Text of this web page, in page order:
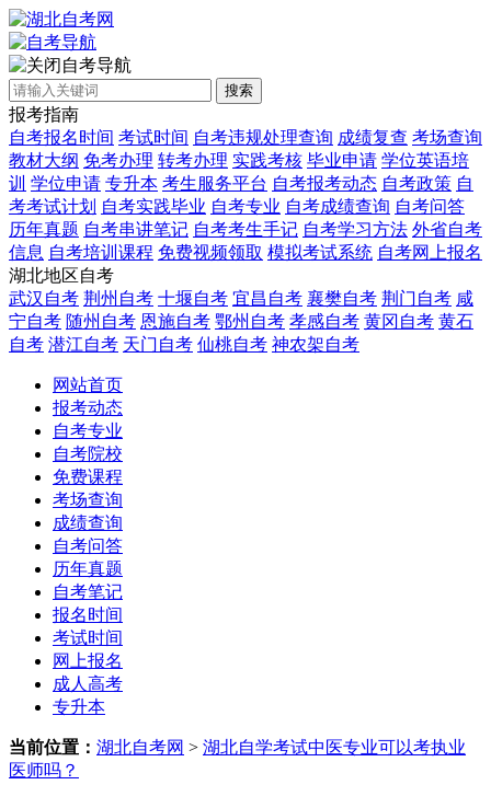
自考导航
搜索
报考指南
自考报名时间 考试时间 自考违规处理查询 成绩复查 考场查询
教材大纲 免考办理 转考办理 实践考核 毕业申请 学位英语培
训 学位申请 专升本 考生服务平台 自考报考动态 自考政策 自
考考试计划 自考实践毕业 自考专业 自考成绩查询 自考问答
历年真题 自考串讲笔记 自考考生手记 自考学习方法 外省自考
信息 自考培训课程 免费视频领取 模拟考试系统 自考网上报名
湖北地区自考
武汉自考 荆州自考 十堰自考 宜昌自考 襄樊自考 荆门自考 咸
宁自考 随州自考 恩施自考 鄂州自考 孝感自考 黄冈自考 黄石
自考 潜江自考 天门自考 仙桃自考 神农架自考
网站首页
报考动态
自考专业
自考院校
免费课程
考场查询
成绩查询
自考问答
历年真题
自考笔记
报名时间
考试时间
网上报名
成人高考
专升本
当前位置： 湖北自考网 > 湖北自学考试中医专业可以考执业
医师吗？